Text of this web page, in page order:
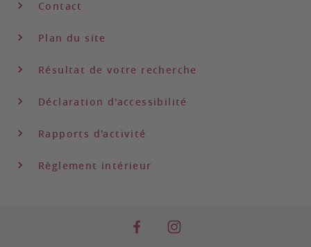
Contact
Plan du site
Résultat de votre recherche
Déclaration d'accessibilité
Rapports d'activité
Règlement intérieur